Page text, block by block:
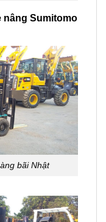
nâng Sumitomo
bãi Nhật